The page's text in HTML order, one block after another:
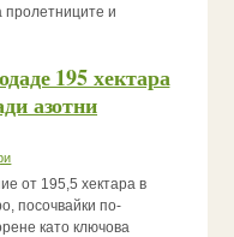
пролетниците и
195 хектара
азотни
от 195,5 хектара в
посочвайки по-
като ключова